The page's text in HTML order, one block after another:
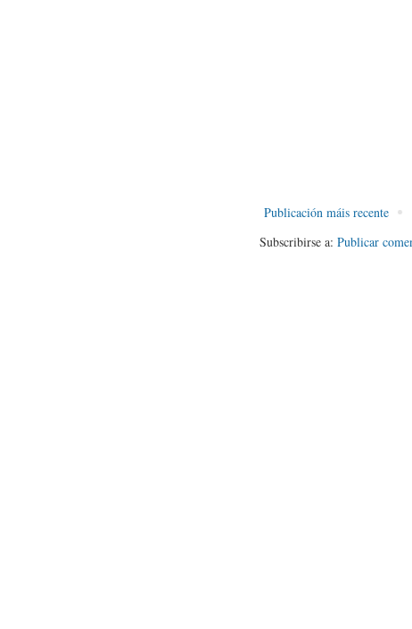
Publicación máis recente
Subscribirse a: Publicar